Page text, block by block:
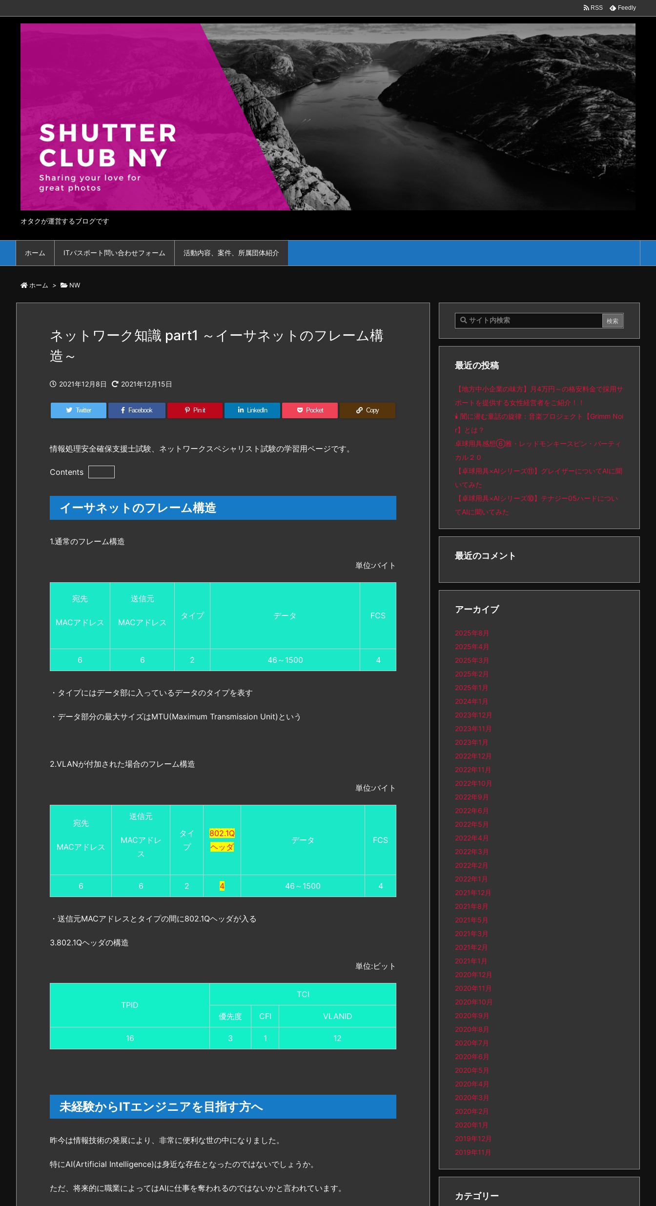
オタクが運営するブログです
ホーム ITパスポート問い合わせフォーム 活動内容、案件、所属団体紹介
RSS Feedly
ホーム > NW
ネットワーク知識 part1 ～イーサネットのフレーム構
造～
2021年12月8日 2021年12月15日
Twitter Facebook Pin it LinkedIn Pocket Copy
情報処理安全確保支援士試験、ネットワークスペシャリスト試験の学習用ページです。
Contents
イ
ー
サ
ッ
フ
ム
験
ら
ン
す
へ
I
エ
を
ビ
ジ
ョ
ア
デ
ー
イーサネットのフレーム構造
1.通常のフレーム構造
単位:バイト
宛先
MACアドレス
送信元
MACアドレス
タイプ データ FCS
6 6 2 46～1500 4
・タイプにはデータ部に入っているデータのタイプを表す
・データ部分の最大サイズはMTU(Maximum Transmission Unit)という
2.VLANが付加された場合のフレーム構造
単位:バイト
宛先
MACアドレス
送信元
MACアドレ
ス
タイ
プ
802.1Q
ヘッダ
データ FCS
6 6 2 4 46～1500 4
・送信元MACアドレスとタイプの間に802.1Qヘッダが入る
3.802.1Qヘッダの構造
単位:ビット
TPID
TCI
優先度 CFI VLANID
16 3 1 12
未経験からITエンジニアを目指す方へ
昨今は情報技術の発展により、非常に便利な世の中になりました。
特にAI(Artificial Intelligence)は身近な存在となったのではないでしょうか。
ただ、将来的に職業によってはAIに仕事を奪われるのではないかと言われています。
最近の投稿
【地方中小企業の味方】月4万円～の格安料金で採用サ
ポートを提供する女性経営者をご紹介！！
🕯️ 闇に潜む童話の旋律：音楽プロジェクト【Grimm Noi
r】とは？
卓球用具感想⑥雅・レッドモンキースピン・バーティ
カル２０
【卓球用具×AIシリーズ⑪】グレイザーについてAIに聞
いてみた
【卓球用具×AIシリーズ⑩】テナジー05ハードについ
てAIに聞いてみた
最近のコメント
アーカイブ
2025年8月
2025年4月
2025年3月
2025年2月
2025年1月
2024年1月
2023年12月
2023年11月
2023年1月
2022年12月
2022年11月
2022年10月
2022年9月
2022年6月
2022年5月
2022年4月
2022年3月
2022年2月
2022年1月
2021年12月
2021年8月
2021年5月
2021年3月
2021年2月
2021年1月
2020年12月
2020年11月
2020年10月
2020年9月
2020年8月
2020年7月
2020年6月
2020年5月
2020年4月
2020年3月
2020年2月
2020年1月
2019年12月
2019年11月
カテゴリー